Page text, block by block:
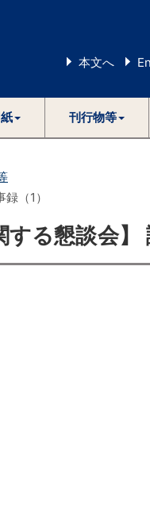
本文へ
刊行物等
（1）
る懇談会】